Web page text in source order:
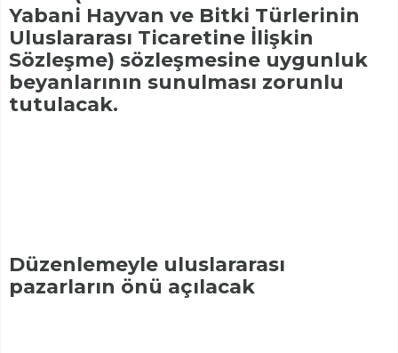
Yabani Hayvan ve Bitki Türlerinin
Uluslararası Ticaretine İlişkin
Sözleşme) sözleşmesine uygunluk
beyanlarının sunulması zorunlu
tutulacak.
Düzenlemeyle uluslararası
pazarların önü açılacak